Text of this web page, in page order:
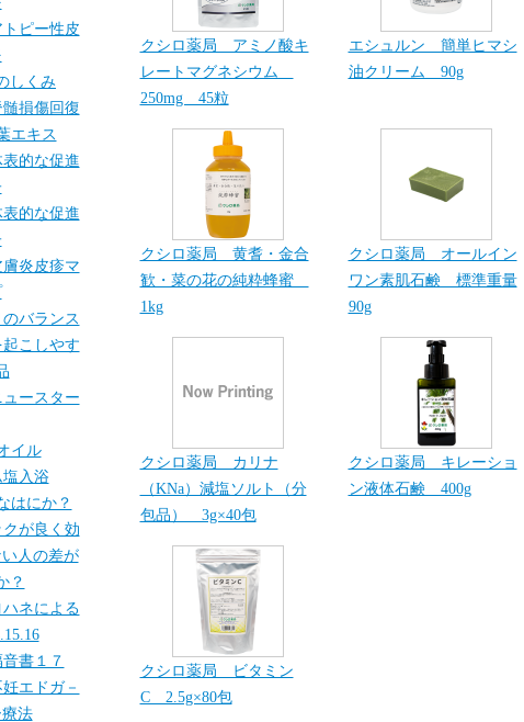
クシロ薬局 アミノ酸キ
レートマグネシウム
250mg 45粒
エシュルン 簡単ヒマシ
油クリーム 90g
クシロ薬局 黄耆・金合
歓・菜の花の純粋蜂蜜
1kg
クシロ薬局 オールイン
ワン素肌石鹸 標準重量
90g
クシロ薬局 カリナ
（KNa）減塩ソルト（分
包品） 3g×40包
クシロ薬局 キレーショ
ン液体石鹸 400g
クシロ薬局 ビタミン
C 2.5g×80包